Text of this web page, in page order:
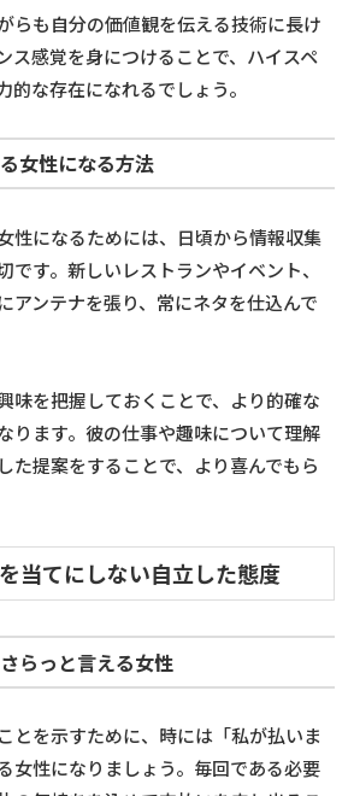
らも自分の価値観を伝える技術に長け
ス感覚を身につけることで、ハイスペ
的な存在になれるでしょう。
女性になる方法
性になるためには、日頃から情報収集
です。新しいレストランやイベント、
アンテナを張り、常にネタを仕込んで
味を把握しておくことで、より的確な
ります。彼の仕事や趣味について理解
た提案をすることで、より喜んでもら
当てにしない自立した態度
らっと言える女性
とを示すために、時には「私が払いま
女性になりましょう。毎回である必要